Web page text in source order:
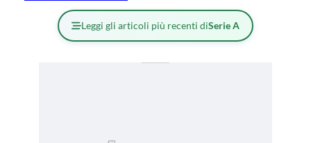
Leggi gli articoli più recenti diSerie A